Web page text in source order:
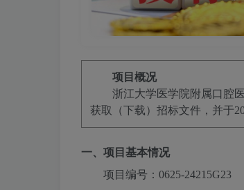
项目概况
浙江大学医学院附属口腔
获取（下载）招标文件，并于
一、项目基本情况
项目编号： 0625-24215G23